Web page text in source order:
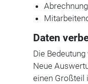
Daten
Die
Neue
einen Großteil